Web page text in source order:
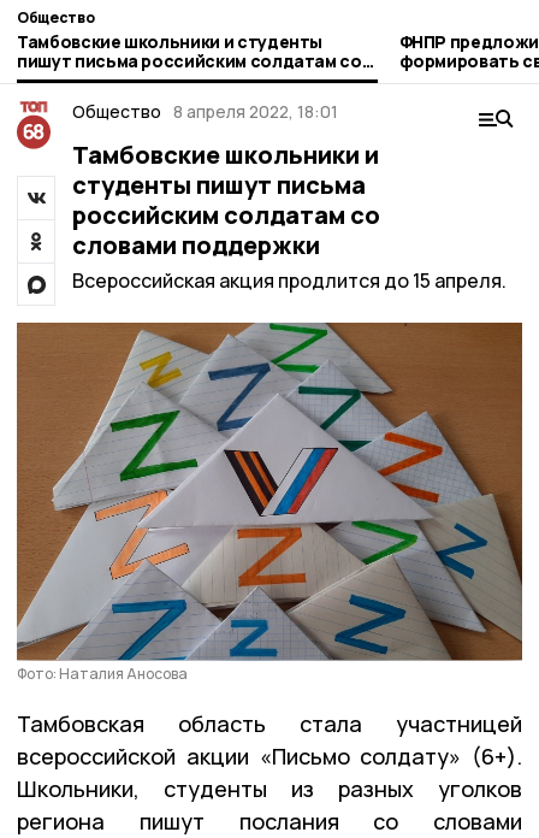
Общество
Тамбовские школьники и студенты
пишут письма российским солдатам со
словами поддержки
ФНПР
формировать
Общество 8 апреля 2022, 18:01
Тамбовские школьники и
студенты пишут письма
российским солдатам со
словами поддержки
Всероссийская акция продлится до 15 апреля.
Фото: Наталия Аносова
Тамбовская область стала участницей
всероссийской акции «Письмо солдату» (6+).
Школьники, студенты из разных уголков
региона пишут послания со словами